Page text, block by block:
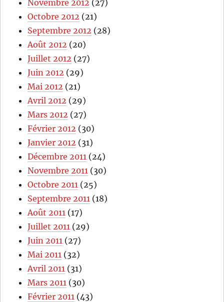
Novembre 2012 (27)
Octobre 2012 (21)
Septembre 2012 (28)
Août 2012 (20)
Juillet 2012 (27)
Juin 2012 (29)
Mai 2012 (21)
Avril 2012 (29)
Mars 2012 (27)
Février 2012 (30)
Janvier 2012 (31)
Décembre 2011 (24)
Novembre 2011 (30)
Octobre 2011 (25)
Septembre 2011 (18)
Août 2011 (17)
Juillet 2011 (29)
Juin 2011 (27)
Mai 2011 (32)
Avril 2011 (31)
Mars 2011 (30)
Février 2011 (43)